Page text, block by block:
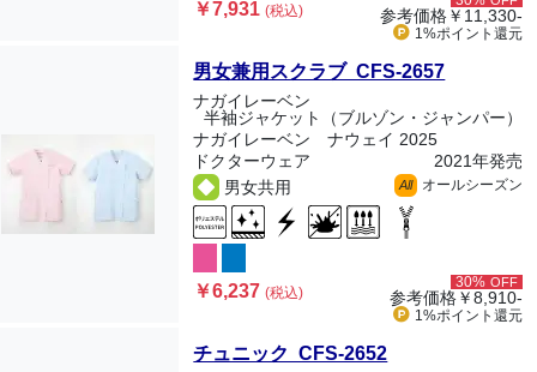
￥7,931(税込) 参考価格￥11,330-
1%ポイント 還元
男女兼用スクラブ CFS-2657
ナガイレーベン
半袖ジャケット（ブルゾン・ジャンパー）
ナガイレーベン ナウェイ 2025
ドクターウェア
2021年発売
男女共用
All オールシーズン
￥6,237(税込)
30% OFF
参考価格￥8,910-
1%ポイント 還元
チュニック CFS-2652